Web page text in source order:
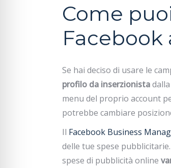
Come
Facebook
Se hai deciso di usare le
profilo da inserzionista
menu del proprio account
potrebbe cambiare
Il Facebook Business
delle tue spese
spese di pubblicità online